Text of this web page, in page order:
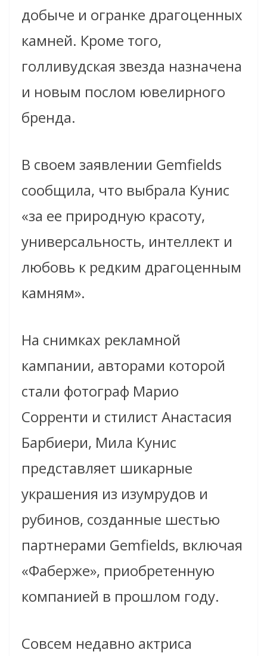
добыче и огранке драгоценных
камней. Кроме того,
голливудская звезда назначена
и новым послом ювелирного
бренда.
В своем заявлении Gemfields
сообщила, что выбрала Кунис
«за ее природную красоту,
универсальность, интеллект и
любовь к редким драгоценным
камням».
На снимках рекламной
кампании, авторами которой
стали фотограф Марио
Сорренти и стилист Анастасия
Барбиери, Мила Кунис
представляет шикарные
украшения из изумрудов и
рубинов, созданные шестью
партнерами Gemfields, включая
«Фаберже», приобретенную
компанией в прошлом году.
Совсем недавно актриса